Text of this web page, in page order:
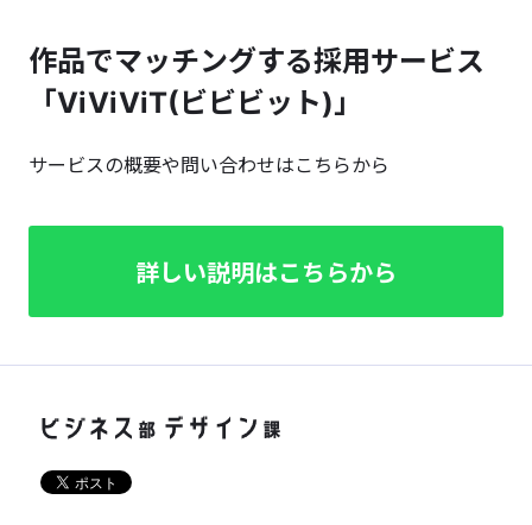
作品でマッチングする採用サービス
「ViViViT(ビビビット)」
サービスの概要や問い合わせはこちらから
詳しい説明はこちらから